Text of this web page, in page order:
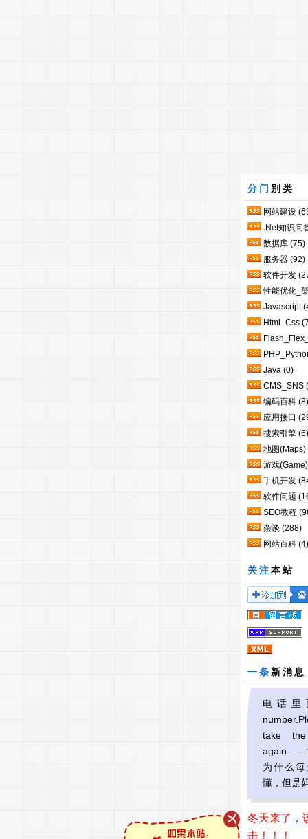
分门 别类
网站建设
.Net知识问
数据库 (75)
服务器 (92)
软件开发
性能优化_
Javascript
Html_Css
Java (0)
CMS_SNS
编码百科 (8)
应用接口
搜索引擎 (6)
地图(Maps)
游戏(Game)
手机开发
软件问题
SEO教程
杂谈 (288)
网站百科 (4)
关注本站
一条 新消息
电话里
take the
为什么
懂，但是
冬天来了，
击！！！